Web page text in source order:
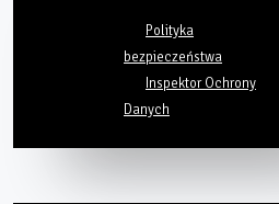
Polityka
bezpieczeństwa
Inspektor Ochrony
Danych